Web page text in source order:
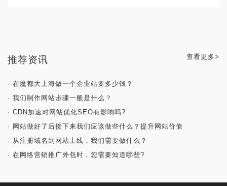
推荐资讯 查看更多>
· 在魔都大上海做一个企业站要多少钱？
· 我们制作网站步骤一般是什么？
· CDN加速对网站优化SEO有影响吗?
· 网站做好了后接下来我们应该做些什么？提升网站价值
· 从注册域名到网站上线，我们需要做什么？
· 在网络营销推广外包时，您需要知道哪些?